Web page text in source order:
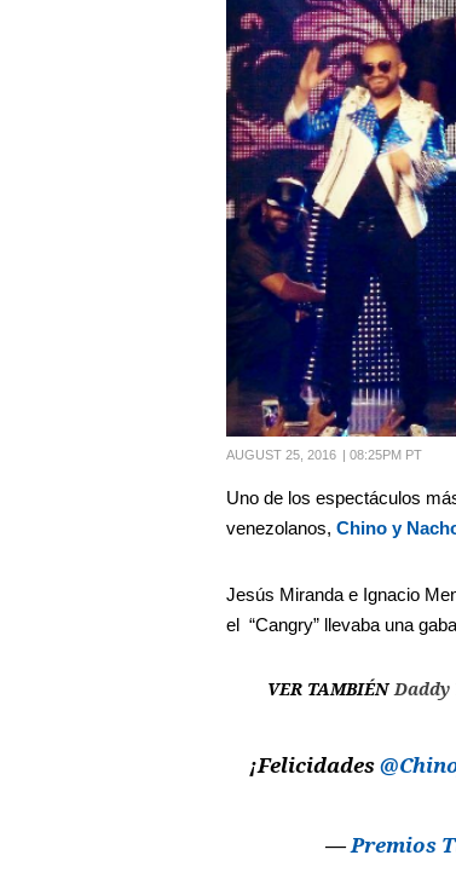
AUGUST 25, 2016 | 08:25PM PT
Uno de los espectáculos
venezolanos, Chino y
Jesús Miranda e Ignacio
el “Cangry” llevaba una
VER TAMBIÉN Daddy
¡Felicidades
—Premios